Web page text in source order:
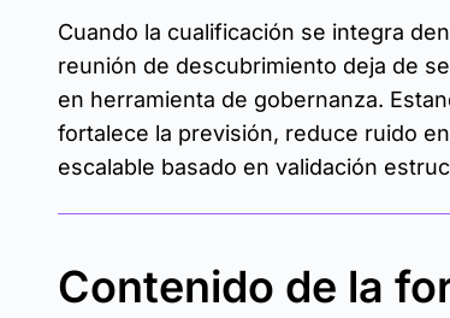
Cuando la cualificación se integra
reunión de descubrimiento deja de
en herramienta de gobernanza.
fortalece la previsión, reduce ruido
escalable basado en validación
Contenido de la